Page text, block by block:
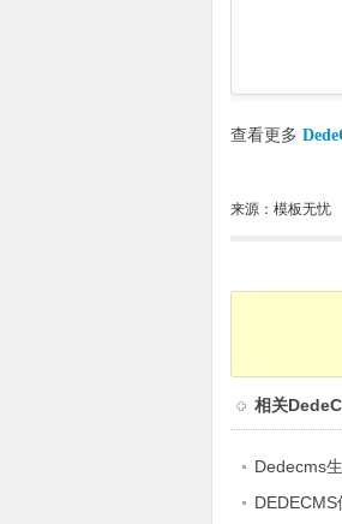
查看更多
来源：模板无忧
相关
Dedecms